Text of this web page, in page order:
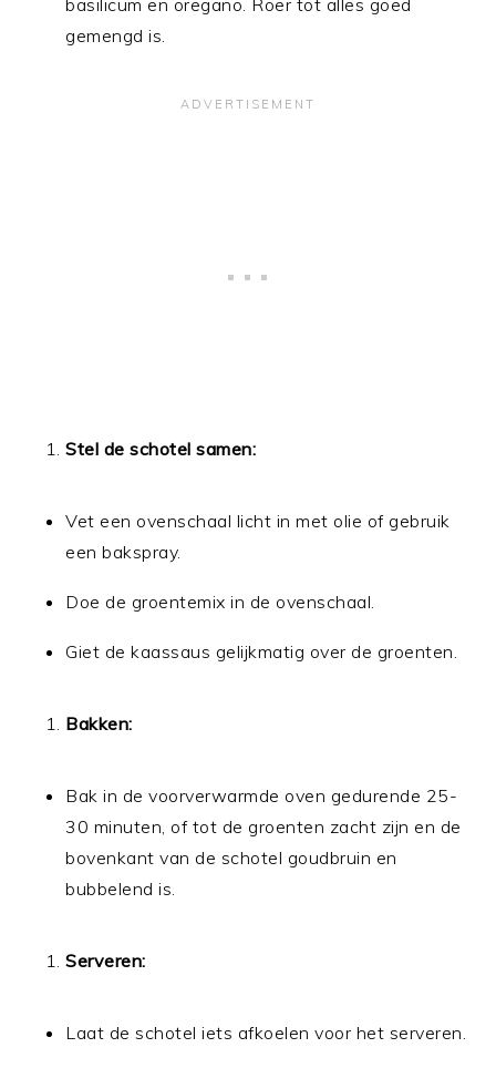
gemengd is.
Stel de schotel samen:
Vet een ovenschaal licht in met olie of gebruik
een bakspray.
Doe de groentemix in de ovenschaal.
Giet de kaassaus gelijkmatig over de groenten.
Bakken:
Bak in de voorverwarmde oven gedurende 25-
30 minuten, of tot de groenten zacht zijn en de
bovenkant van de schotel goudbruin en
bubbelend is.
Serveren:
Laat de schotel iets afkoelen voor het serveren.